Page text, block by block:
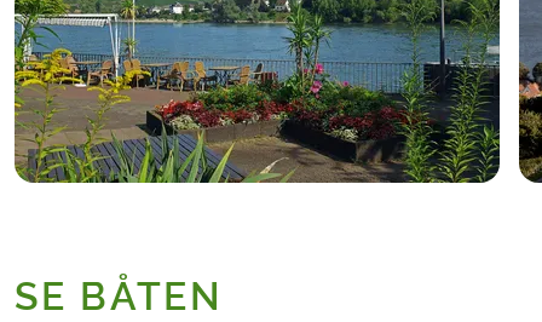
Etter sykkelturen fortsetter båten videre
mot Mainz, hvor dere kan slappe av og
nyte kvelden ombord.
SE BÅTEN